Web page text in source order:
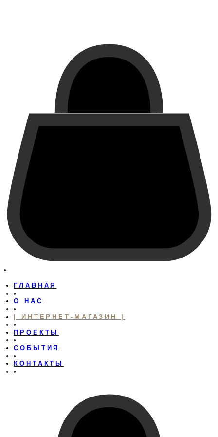
•
ГЛАВНАЯ
•
О НАС
•
| ИНТЕРНЕТ-МАГАЗИН |
•
ПРОЕКТЫ
•
СОБЫТИЯ
•
КОНТАКТЫ
•